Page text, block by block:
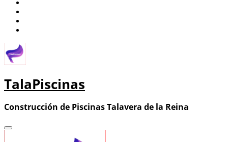
TalaPiscinas
Construcción de Piscinas Talavera de la Reina